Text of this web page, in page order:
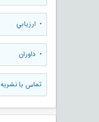
• ارزيابي
• داوران
تماس با نشریه